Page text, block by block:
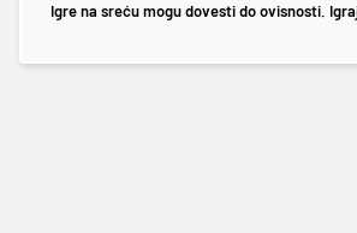
Igre na sreću mogu dovesti do ovisnosti.